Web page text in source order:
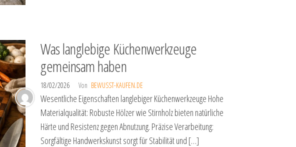
Was langlebige Küchenwerkzeuge
gemeinsam haben
18/02/2026 Von BEWUSST-KAUFEN.DE
Wesentliche Eigenschaften langlebiger Küchenwerkzeuge Hohe
Materialqualität: Robuste Hölzer wie Stirnholz bieten natürliche
Härte und Resistenz gegen Abnutzung. Präzise Verarbeitung:
Sorgfältige Handwerkskunst sorgt für Stabilität und […]